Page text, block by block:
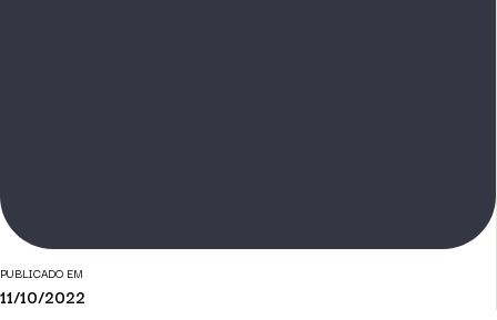
PUBLICADO EM
11/10/2022